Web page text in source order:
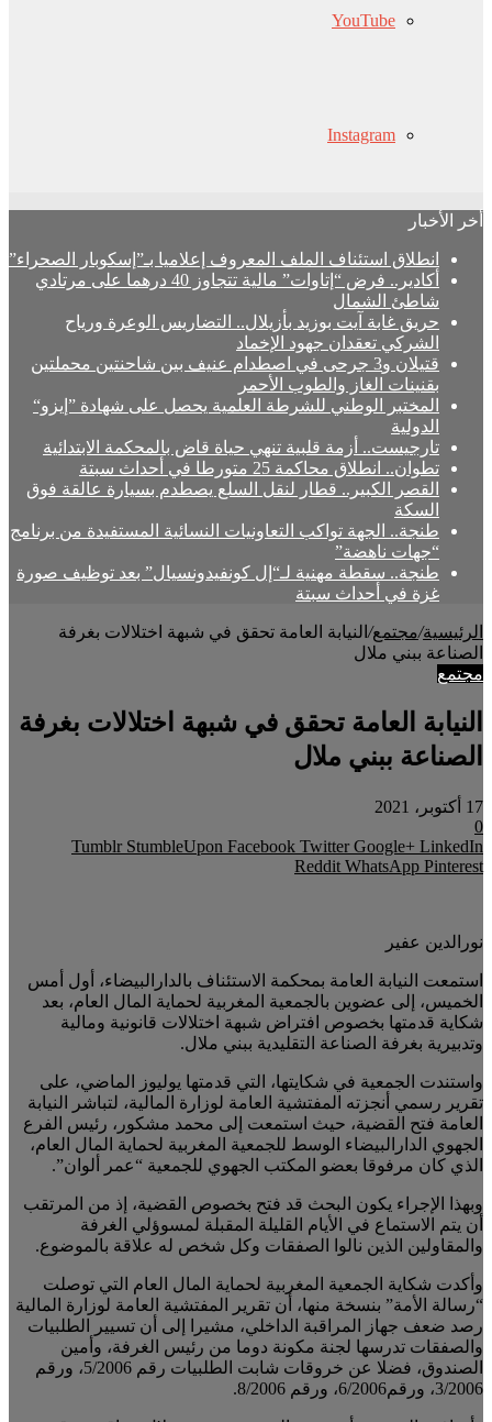
YouTube
Instagram
أخر الأخبار
انطلاق استئناف الملف المعروف إعلاميا بـ”إسكوبار الصحراء”
أكادير.. فرض “إتاوات” مالية تتجاوز 40 درهما على مرتادي
شاطئ الشمال
حريق غابة آيت بوزيد بأزيلال.. التضاريس الوعرة ورياح
الشركي تعقدان جهود الإخماد
قتيلان و3 جرحى في اصطدام عنيف بين شاحنتين محملتين
بقنينات الغاز والطوب الأحمر
المختبر الوطني للشرطة العلمية يحصل على شهادة ”إيزو“
الدولية
تارجيست.. أزمة قلبية تنهي حياة قاض بالمحكمة الابتدائية
تطوان.. انطلاق محاكمة 25 متورطا في أحداث سبتة
القصر الكبير.. قطار لنقل السلع يصطدم بسيارة عالقة فوق
السكة
طنجة.. الجهة تواكب التعاونيات النسائية المستفيدة من برنامج
“جهات ناهضة”
طنجة.. سقطة مهنية لـ“إل كونفيدونسيال” بعد توظيف صورة
غزة في أحداث سبتة
الرئيسية/مجتمع/ النيابة العامة تحقق في شبهة اختلالات بغرفة
الصناعة ببني ملال
مجتمع
النيابة العامة تحقق في شبهة اختلالات بغرفة
الصناعة ببني ملال
17 أكتوبر، 2021
0
Facebook Twitter Google+ LinkedIn
Pinterest
WhatsApp
نورالدين عفير
استمعت النيابة العامة بمحكمة الاستئناف بالدارالبيضاء، أول أمس
الخميس، إلى عضوين بالجمعية المغربية لحماية المال العام، بعد
شكاية قدمتها بخصوص افتراض شبهة اختلالات قانونية ومالية
وتدبيرية بغرفة الصناعة التقليدية ببني ملال.
واستندت الجمعية في شكايتها، التي قدمتها يوليوز الماضي، على
تقرير رسمي أنجزته المفتشية العامة لوزارة المالية، لتباشر النيابة
العامة فتح القضية، حيث استمعت إلى محمد مشكور، رئيس الفرع
الجهوي الدارالبيضاء الوسط للجمعية المغربية لحماية المال العام،
الذي كان مرفوقا بعضو المكتب الجهوي للجمعية “عمر ألوان”.
وبهذا الإجراء يكون البحث قد فتح بخصوص القضية، إذ من المرتقب
أن يتم الاستماع في الأيام القليلة المقبلة لمسوؤلي الغرفة
والمقاولين الذين نالوا الصفقات وكل شخص له علاقة بالموضوع.
وأكدت شكاية الجمعية المغربية لحماية المال العام التي توصلت
“رسالة الأمة” بنسخة منها، أن تقرير المفتشية العامة لوزارة المالية
رصد ضعف جهاز المراقبة الداخلي، مشيرا إلى أن تسيير الطلبيات
والصفقات تدرسها لجنة مكونة دوما من رئيس الغرفة، وأمين
الصندوق، فضلا عن خروقات شابت الطلبيات رقم 5/2006، ورقم
3/2006، ورقم6/2006، ورقم 8/2006.